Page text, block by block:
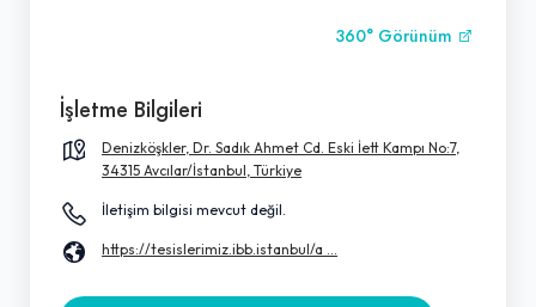
360° Görünüm
İşletme Bilgileri
Denizköşkler, Dr. Sadık Ahmet Cd. Eski İett Kampı No:7,
34315 Avcılar/İstanbul, Türkiye
İletişim bilgisi mevcut değil.
https://tesislerimiz.ibb.istanbul/a ...